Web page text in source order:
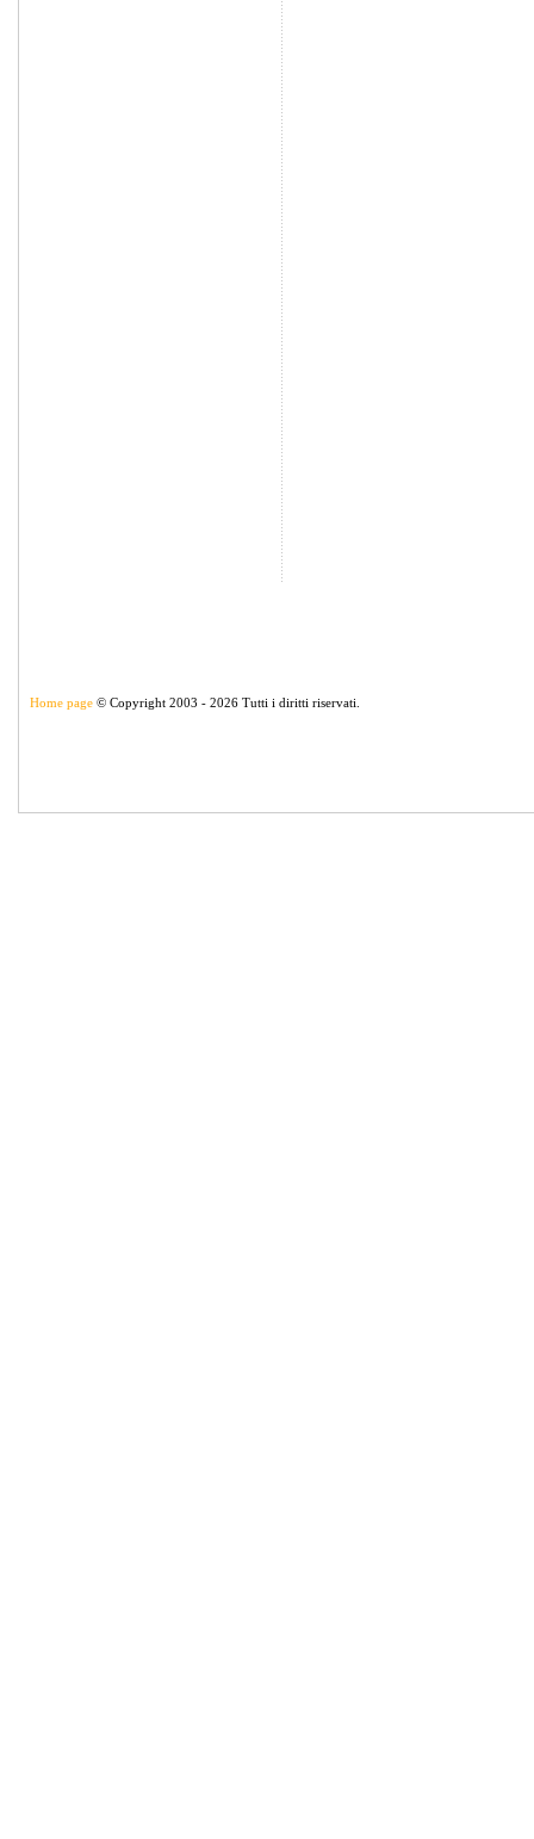
Home page © Copyright 2003 - 2026 Tutti i diritti riservati.